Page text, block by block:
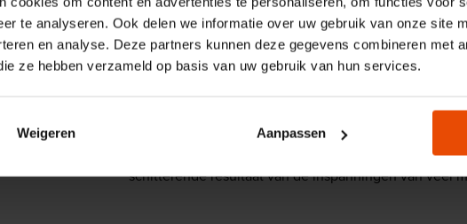
te analyseren. Ook delen we informatie over uw gebruik van onze site
en analyse. Deze partners kunnen deze gegevens combineren met
ze hebben verzameld op basis van uw gebruik van hun services.
Weigeren Aanpassen
23 mei 2022: Bezoek Vlaamse minister
De Vlaamse minister van Onroerend Erfgoed,
voortzetting van de restauratie van de
partnerschap nemen voor het eerst in de
verschillende landen de verantwoordelijkheid voor
Bert Boer van het Maritiem Museum: "De restauratie
schitterende resultaat van de inspanningen van veel